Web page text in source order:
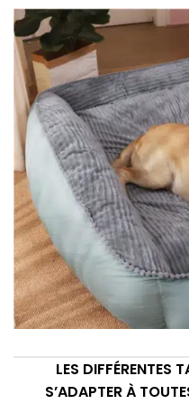
LES DIFFÉRENTES
S’ADAPTER À